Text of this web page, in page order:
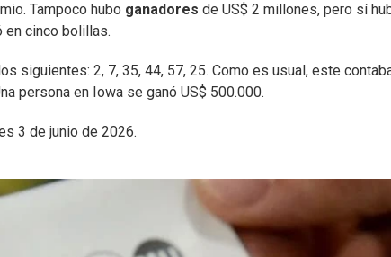
Tampoco hubo ganadores de US$ 2 millones, pero sí
en cinco bolillas.
siguientes: 2, 7, 35, 44, 57, 25. Como es usual, este
persona en Iowa se ganó US$ 500.000.
3 de junio de 2026.